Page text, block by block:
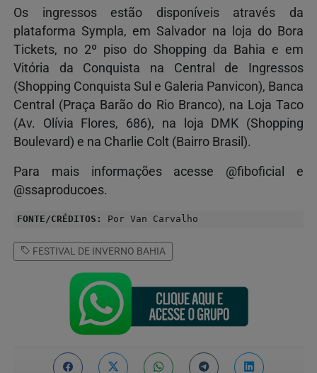
Os ingressos estão disponíveis através da
plataforma Sympla, em Salvador na loja do Bora
Tickets, no 2º piso do Shopping da Bahia e em
Vitória da Conquista na Central de Ingressos
(Shopping Conquista Sul e Galeria Panvicon), Banca
Central (Praça Barão do Rio Branco), na Loja Taco
(Av. Olívia Flores, 686), na loja DMK (Shopping
Boulevard) e na Charlie Colt (Bairro Brasil).
Para mais informações acesse @fiboficial e
@ssaproducoes.
FONTE/CRÉDITOS: Por Van Carvalho
FESTIVAL DE INVERNO BAHIA